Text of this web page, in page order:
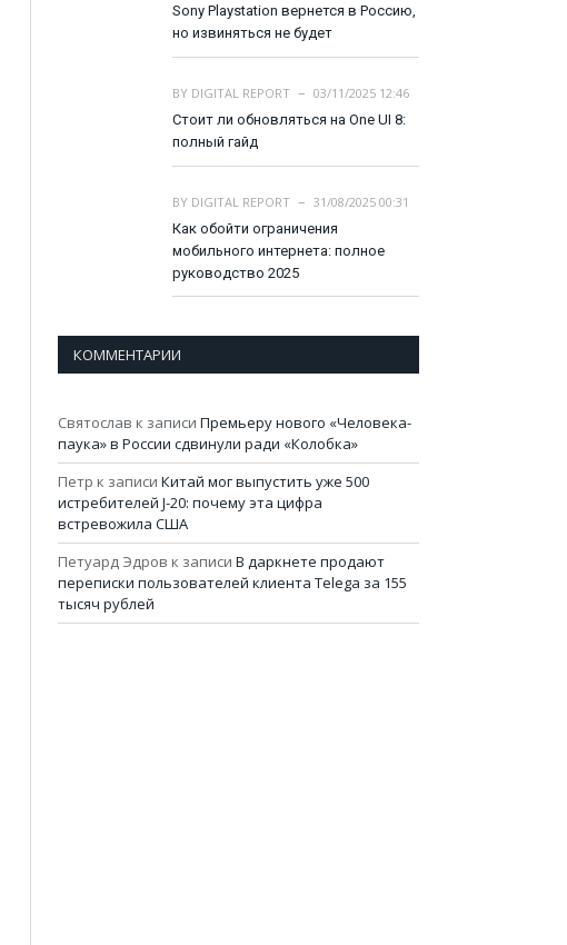
Sony Playstation вернется в Россию,
но извиняться не будет
BY DIGITAL REPORT
03/11/2025 12:46
Стоит ли обновляться на One UI 8:
полный гайд
BY DIGITAL REPORT
31/08/2025 00:31
Как обойти ограничения
мобильного интернета: полное
руководство 2025
КОММЕНТАРИИ
Святослав к записи Премьеру нового «Человека-
паука» в России сдвинули ради «Колобка»
Петр к записи Китай мог выпустить уже 500
истребителей J-20: почему эта цифра
встревожила США
Петуард Эдров к записи В даркнете продают
переписки пользователей клиента Telega за 155
тысяч рублей